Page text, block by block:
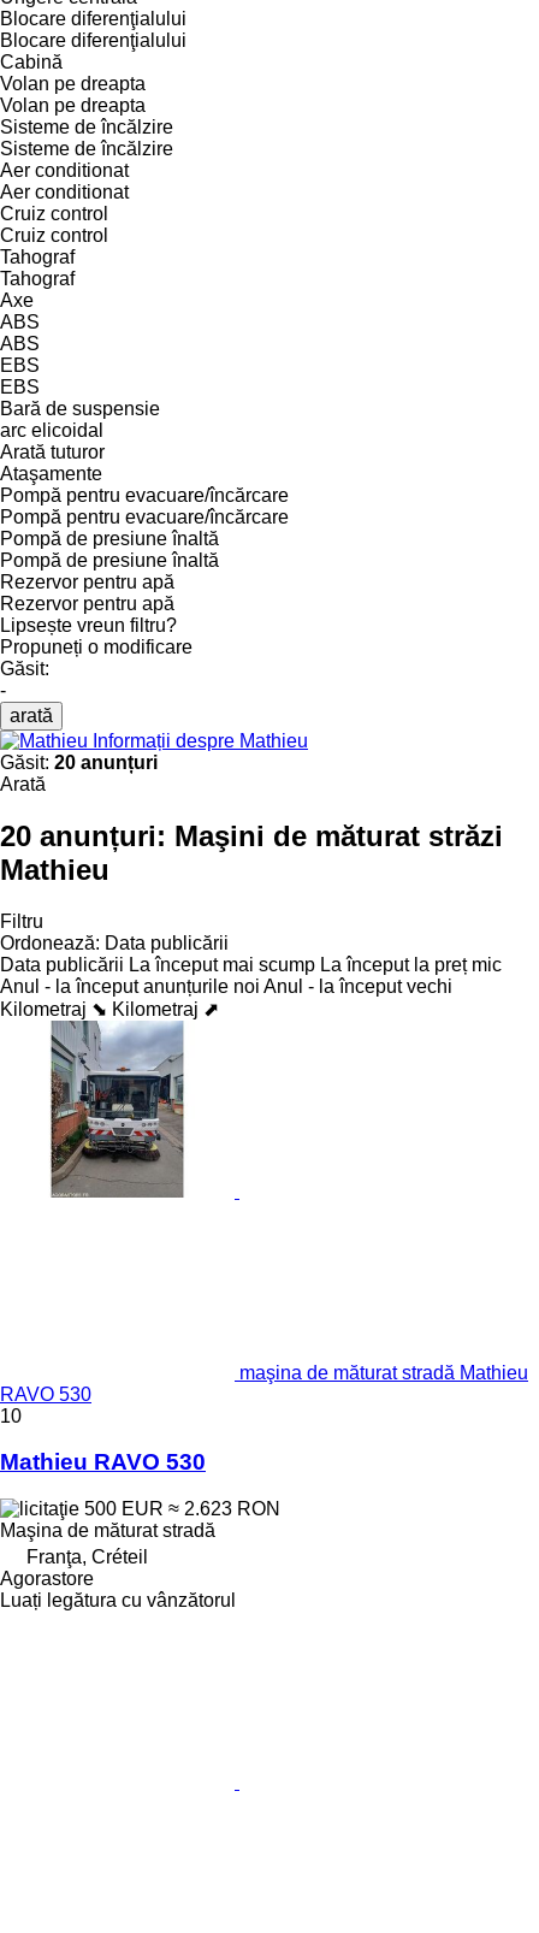
Blocare diferenţialului
Blocare diferenţialului
Cabină
Volan pe dreapta
Volan pe dreapta
Sisteme de încălzire
Sisteme de încălzire
Aer conditionat
Aer conditionat
Cruiz control
Cruiz control
Tahograf
Tahograf
Axe
ABS
ABS
EBS
EBS
Bară de suspensie
arc elicoidal
Arată tuturor
Ataşamente
Pompă pentru evacuare/încărcare
Pompă pentru evacuare/încărcare
Pompă de presiune înaltă
Pompă de presiune înaltă
Rezervor pentru apă
Rezervor pentru apă
Lipsește vreun filtru?
Propuneți o modificare
Găsit:
-
arată
Informații despre Mathieu
Găsit: 20 anunțuri
Arată
20 anunțuri: Maşini de măturat străzi
Mathieu
Filtru
Ordonează: Data publicării
Data publicării La început mai scump La început la preț mic
Anul - la început anunțurile noi Anul - la început vechi
Kilometraj ⬊ Kilometraj ⬈
maşina de măturat stradă Mathieu
RAVO 530
10
Mathieu RAVO 530
500 EUR ≈ 2.623 RON
Maşina de măturat stradă
Franţa, Créteil
Agorastore
Luați legătura cu vânzătorul